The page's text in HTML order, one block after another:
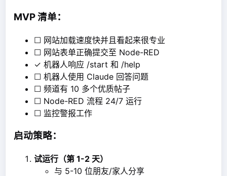
MVP 清单：
☐ 网站加载速度快并且看起来很专业
☐ 网站表单正确提交至 Node-RED
✓ 机器人响应 /start 和 /help
☐ 机器人使用 Claude 回答问题
☐ 频道有 10 多个优质帖子
☐ Node-RED 流程 24/7 运行
☐ 监控警报工作
启动策略：
试运行（第 1-2 天）
与 5-10 位朋友/家人分享